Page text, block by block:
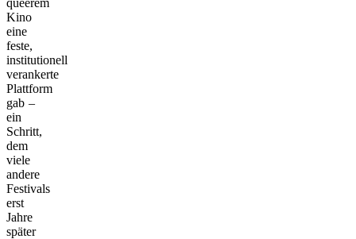
queerem
Kino
eine
feste,
institutionell
verankerte
Plattform
gab –
ein
Schritt,
dem
viele
andere
Festivals
erst
Jahre
später